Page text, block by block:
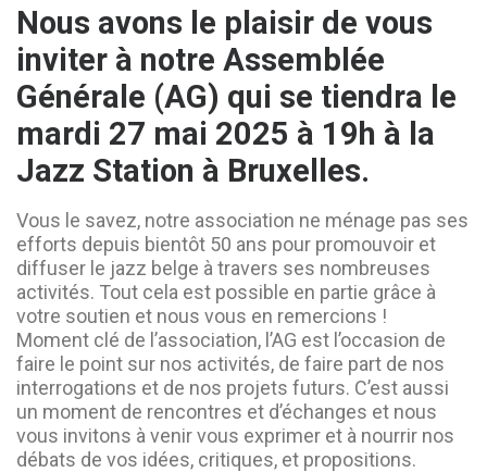
Nous avons le plaisir de vous
inviter à notre Assemblée
Générale (AG) qui se tiendra le
mardi 27 mai 2025 à 19h à la
Jazz Station à Bruxelles.
Vous le savez, notre association ne ménage pas ses
efforts depuis bientôt 50 ans pour promouvoir et
diffuser le jazz belge à travers ses nombreuses
activités. Tout cela est possible en partie grâce à
votre soutien et nous vous en remercions !
Moment clé de l’association, l’AG est l’occasion de
faire le point sur nos activités, de faire part de nos
interrogations et de nos projets futurs. C’est aussi
un moment de rencontres et d’échanges et nous
vous invitons à venir vous exprimer et à nourrir nos
débats de vos idées, critiques, et propositions.